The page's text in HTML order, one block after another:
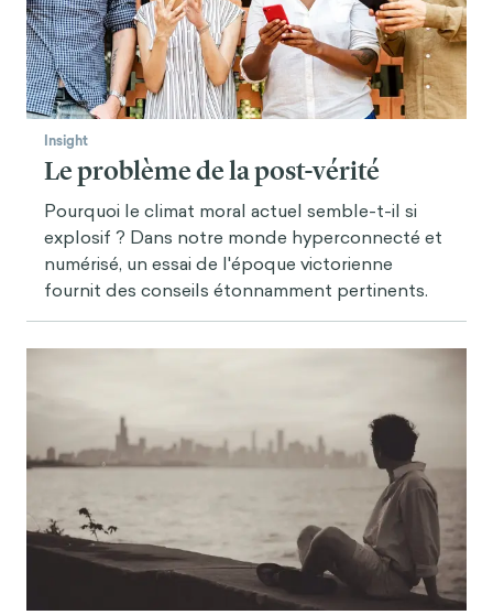
Insight
Le problème de la post-vérité
Pourquoi le climat moral actuel semble-t-il si
explosif ? Dans notre monde hyperconnecté et
numérisé, un essai de l'époque victorienne
fournit des conseils étonnamment pertinents.